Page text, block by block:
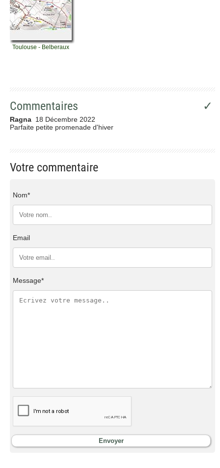
Toulouse - Belberaux
Commentaires ✓
Ragna 18 Décembre 2022
Parfaite petite promenade d'hiver
Votre commentaire
Nom*
Email
Message*